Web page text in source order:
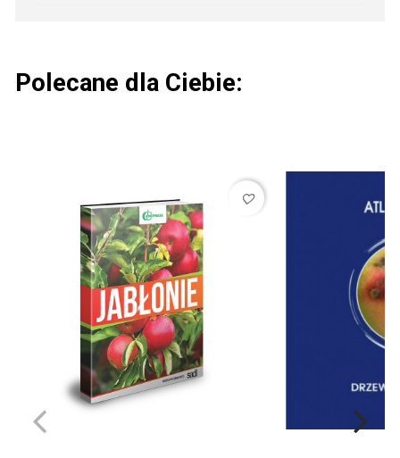
Polecane dla Ciebie:
favorite_border